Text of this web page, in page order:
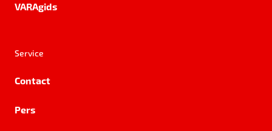
VARAgids
Service
Contact
Pers